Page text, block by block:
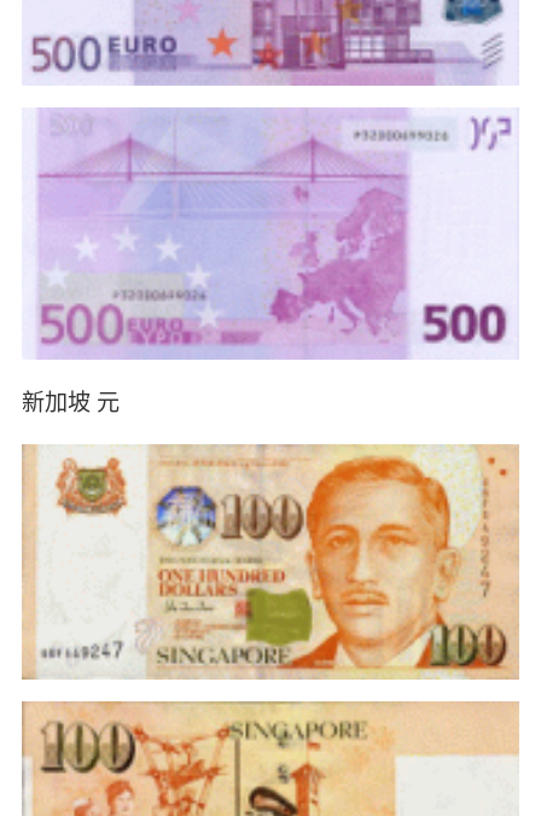
新加坡 元